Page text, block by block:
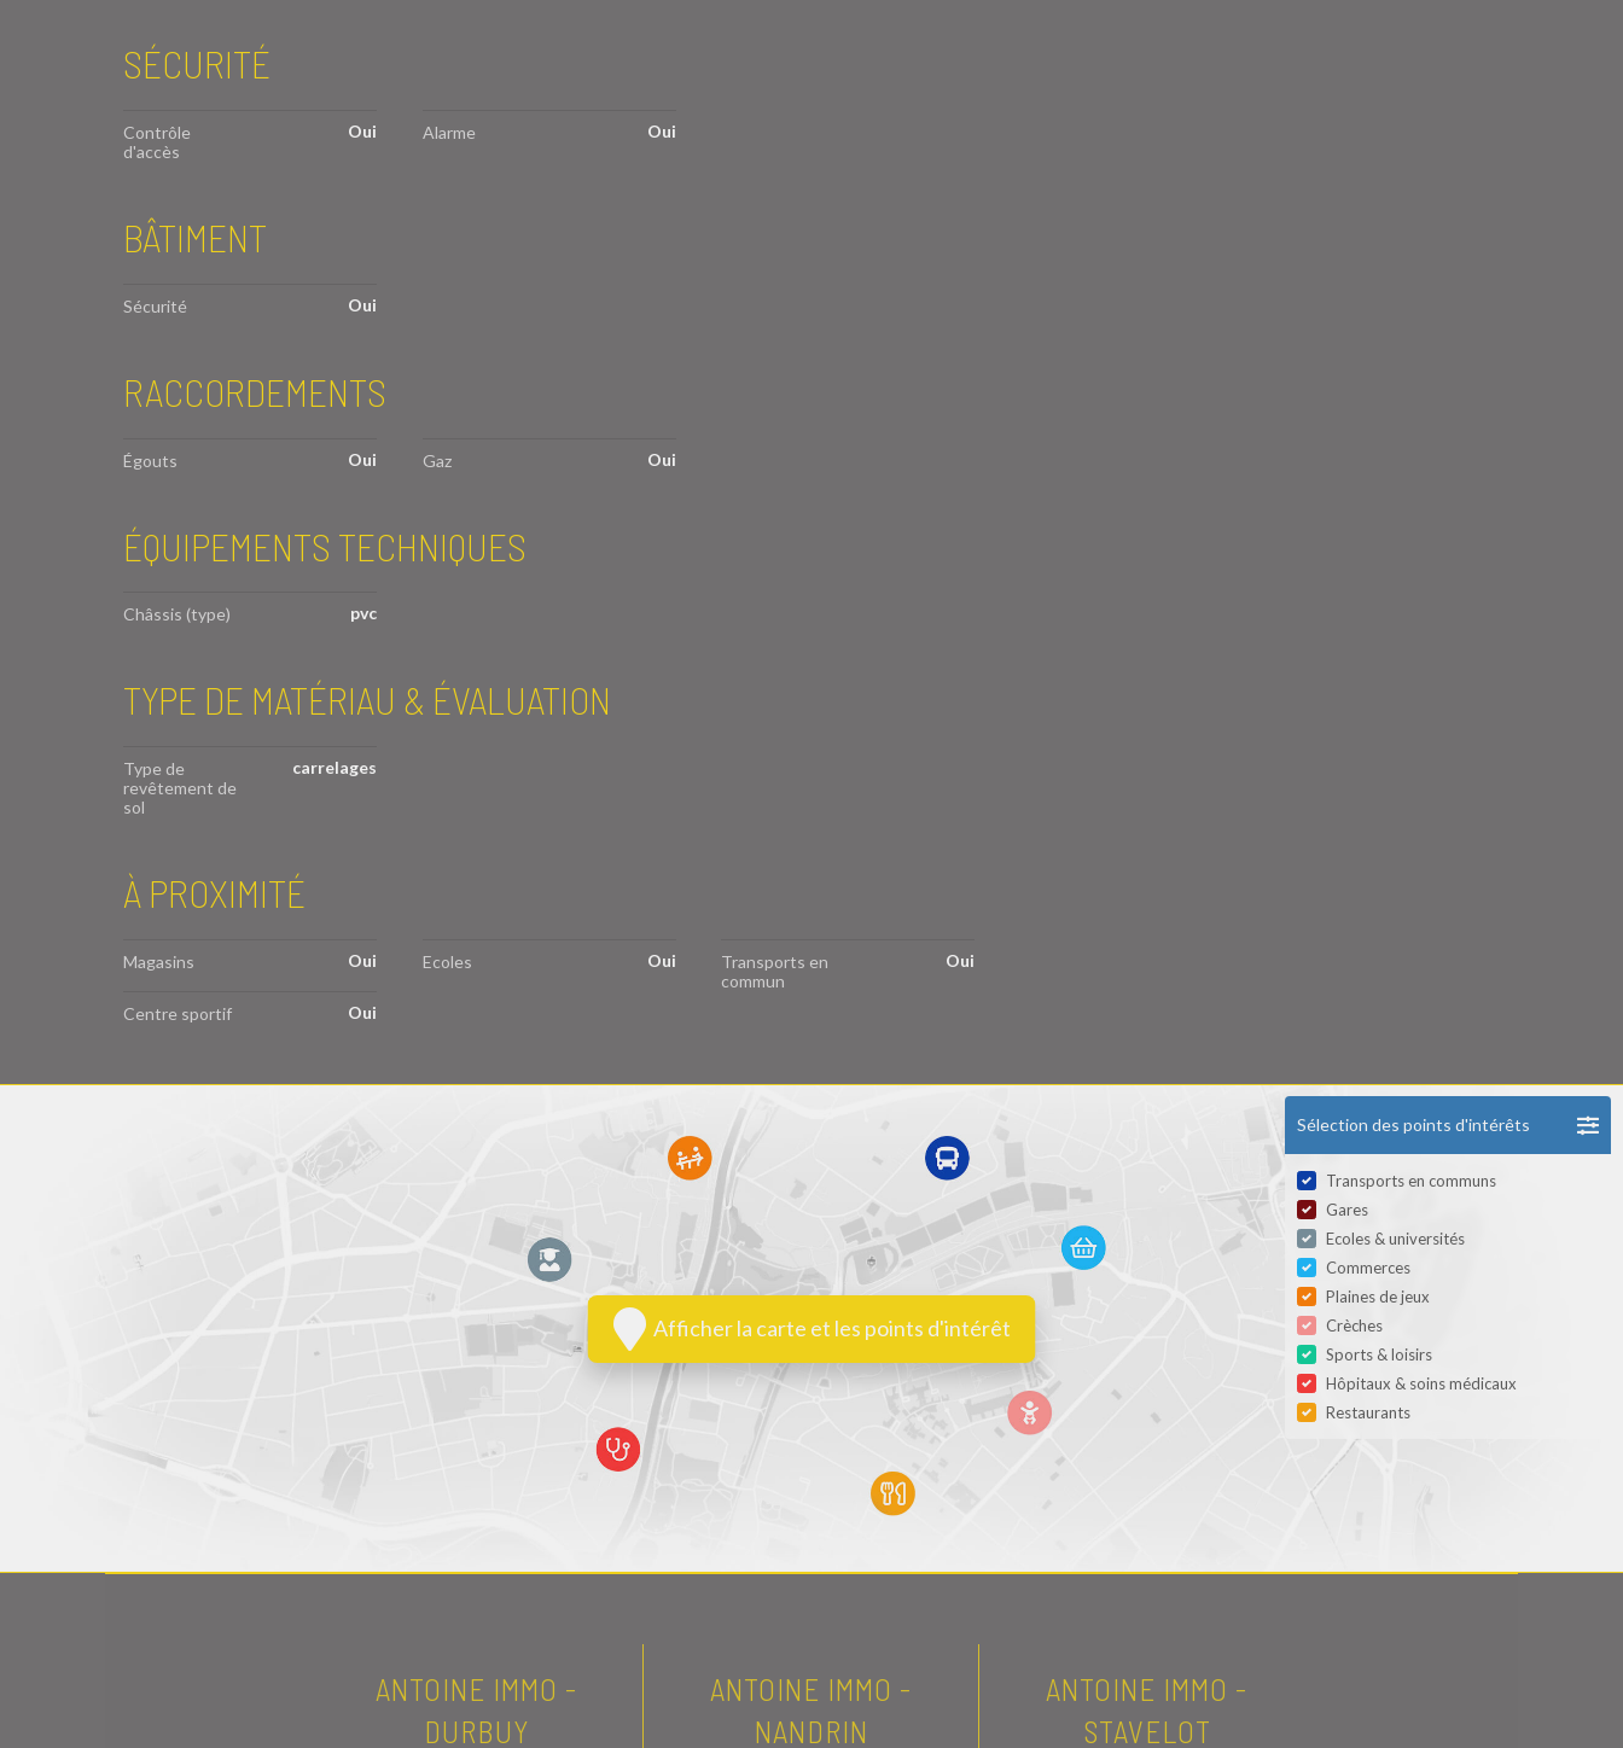
SÉCURITÉ
Contrôle
d'accès
Oui Alarme Oui
BÂTIMENT
Sécurité Oui
RACCORDEMENTS
Égouts Oui Gaz Oui
ÉQUIPEMENTS TECHNIQUES
Châssis (type) pvc
TYPE DE MATÉRIAU & ÉVALUATION
Type de
revêtement de
sol
carrelages
À PROXIMITÉ
Magasins Oui Ecoles Oui
Transports en
commun
Oui
Centre sportif Oui
Sélection des points d'intérêts
Transports en communs
Gares
Ecoles & universités
Commerces
Plaines de jeux
Crèches
Sports & loisirs
Hôpitaux & soins médicaux
Restaurants
Afficher la carte et les points d'intérêt
ANTOINE IMMO -
DURBUY
ANTOINE IMMO -
NANDRIN
ANTOINE IMMO -
STAVELOT